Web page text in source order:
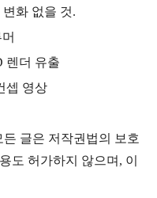
변화 없을 것.
렌더 유출
셉 영상
든 글은 저작권법의 보호
도 허가하지 않으며, 이